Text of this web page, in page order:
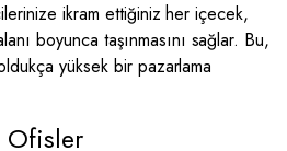
ikram ettiğiniz her içecek,
boyunca taşınmasını sağlar. Bu,
yüksek bir pazarlama
Ofisler